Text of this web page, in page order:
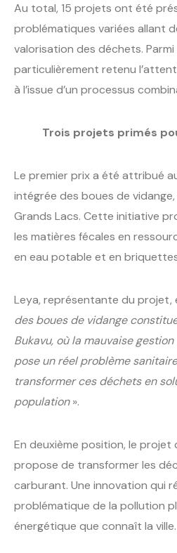
Au total, 15 projets ont été
problématiques variées allant
valorisation des déchets.
particulièrement retenu
à l’issue d’un processus
Trois projets primés
Le premier prix a été attribué
intégrée des boues de
Grands Lacs. Cette initiative
les matières fécales en
en eau potable et en
Leya, représentante du projet,
des boues de vidange
Bukavu, où la mauvaise
pose un réel problème
transformer ces déchets en
population».
En deuxième position, le projet
propose de transformer les
carburant. Une innovation qui
problématique de la pollution
énergétique que connaît la ville.